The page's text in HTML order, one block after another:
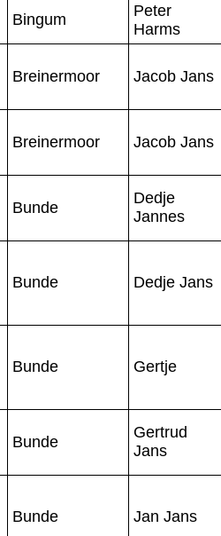
Bingum
Peter
Harms
Breinermoor Jacob Jans
Breinermoor Jacob Jans
Bunde
Dedje
Jannes
Bunde Dedje Jans
Bunde Gertje
Bunde
Gertrud
Jans
Bunde Jan Jans